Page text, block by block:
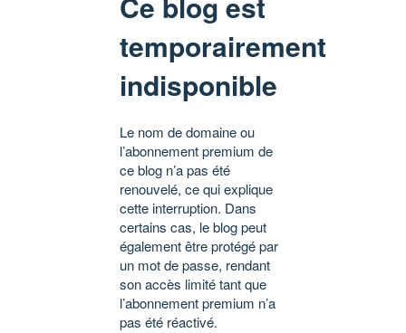
temporairement
indisponible
Le nom de domaine ou
l’abonnement premium de
ce blog n’a pas été
renouvelé, ce qui explique
cette interruption. Dans
certains cas, le blog peut
également être protégé par
un mot de passe, rendant
son accès limité tant que
l’abonnement premium n’a
pas été réactivé.